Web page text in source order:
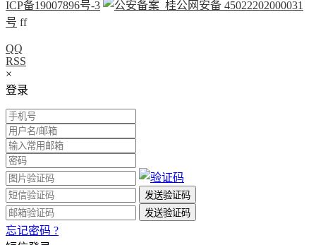
ICP备19007896号-3
桂公网安备 45022202000031
号 ff
QQ
RSS
×
登录
忘记密码 ?